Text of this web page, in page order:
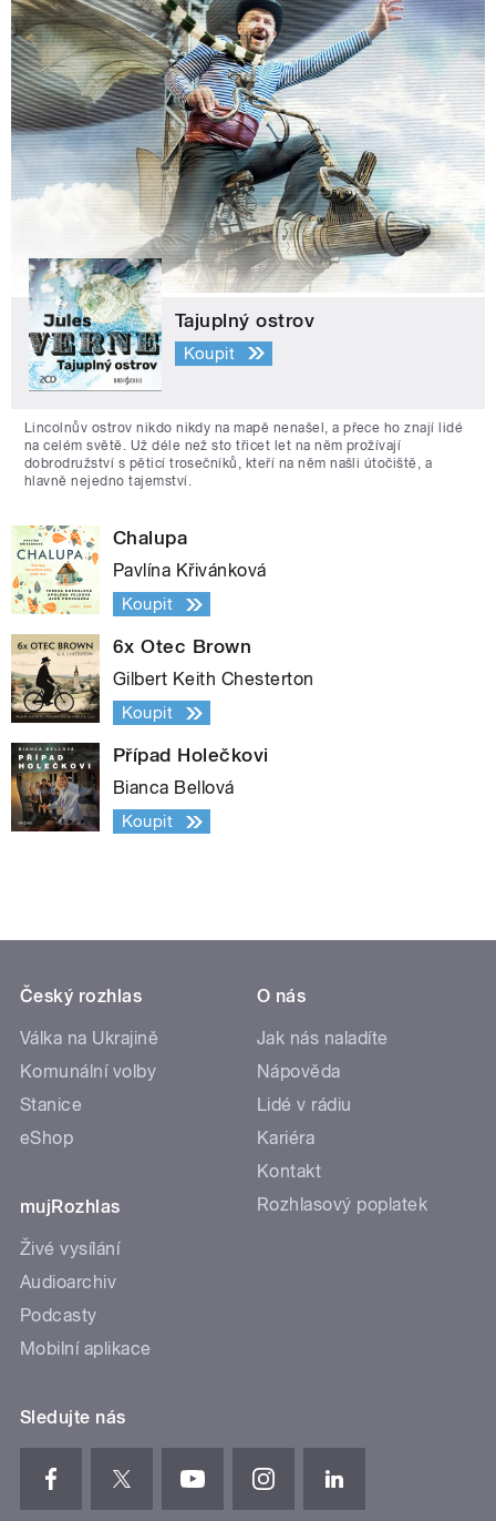
Tajuplný ostrov
Koupit
Lincolnův ostrov nikdo nikdy na mapě nenašel, a přece ho znají lidé
na celém světě. Už déle než sto třicet let na něm prožívají
dobrodružství s pěticí trosečníků, kteří na něm našli útočiště, a
hlavně nejedno tajemství.
Chalupa
Pavlína Křivánková
Koupit
6x Otec Brown
Gilbert Keith Chesterton
Koupit
Případ Holečkovi
Bianca Bellová
Koupit
Český rozhlas
Válka na Ukrajině
Komunální volby
Stanice
eShop
mujRozhlas
Živé vysílání
Audioarchiv
Podcasty
Mobilní aplikace
O nás
Jak nás naladíte
Nápověda
Lidé v rádiu
Kariéra
Kontakt
Rozhlasový poplatek
Sledujte nás